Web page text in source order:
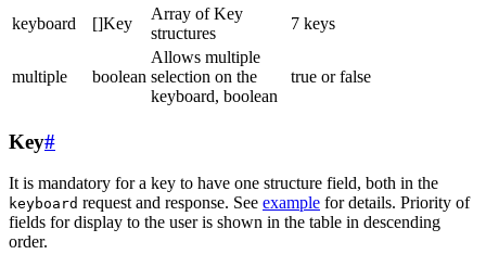
keyboard []Key
Array of Key
structures
7 keys
multiple boolean
Allows multiple
selection on the
keyboard, boolean
true or false
Key#
It is mandatory for a key to have one structure field, both in the
keyboard request and response. See example for details. Priority of
fields for display to the user is shown in the table in descending
order.